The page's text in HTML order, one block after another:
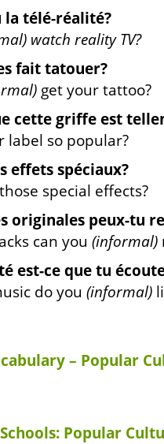
la télé-réalité?
watch reality TV?
fait tatouer?
get your tattoo?
cette griffe est
label so popular?
effets spéciaux?
special effects?
originales peux-tu
can you (informal)
est-ce que tu
do you (informal)
– Popular
Popular